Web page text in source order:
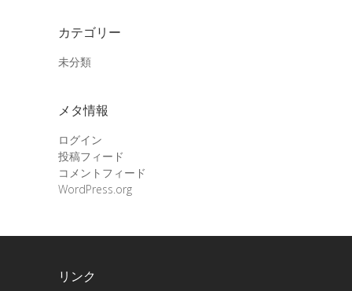
カテゴリー
未分類
メタ情報
ログイン
投稿フィード
コメントフィード
WordPress.org
リンク